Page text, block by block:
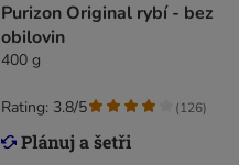
Purizon Original rybí - bez
obilovin
400 g
Rating: 3.8/5 (126)